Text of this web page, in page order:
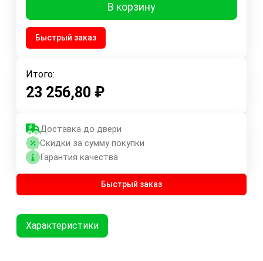
В корзину
Быстрый заказ
Итого:
23 256,80 ₽
Доставка до двери
Скидки за сумму покупки
Гарантия качества
Быстрый заказ
Характеристики